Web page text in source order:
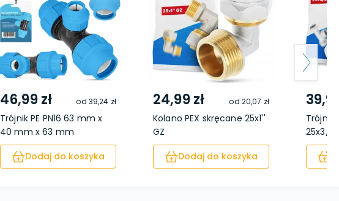
46,99 zł od 39,24 zł
Trójnik PE PN16 63 mm x
40 mm x 63 mm
Dodaj do koszyka
24,99 zł od 20,07 zł
Kolano PEX skręcane 25x1''
GZ
Dodaj do koszyka
Trójnik
25x3/